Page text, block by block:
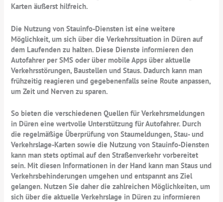
Karten äußerst hilfreich.
Die Nutzung von Stauinfo-Diensten ist eine weitere
Möglichkeit, um sich über die Verkehrssituation in Düren auf
dem Laufenden zu halten. Diese Dienste informieren den
Autofahrer per SMS oder über mobile Apps über aktuelle
Verkehrsstörungen, Baustellen und Staus. Dadurch kann man
frühzeitig reagieren und gegebenenfalls seine Route anpassen,
um Zeit und Nerven zu sparen.
So bieten die verschiedenen Quellen für Verkehrsmeldungen
in Düren eine wertvolle Unterstützung für Autofahrer. Durch
die regelmäßige Überprüfung von Staumeldungen, Stau- und
Verkehrslage-Karten sowie die Nutzung von Stauinfo-Diensten
kann man stets optimal auf den Straßenverkehr vorbereitet
sein. Mit diesen Informationen in der Hand kann man Staus und
Verkehrsbehinderungen umgehen und entspannt ans Ziel
gelangen. Nutzen Sie daher die zahlreichen Möglichkeiten, um
sich über die aktuelle Verkehrslage in Düren zu informieren